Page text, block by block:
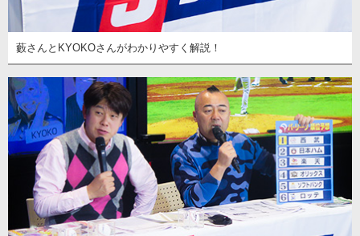
藪さんとKYOKOさんがわかりやすく解説！